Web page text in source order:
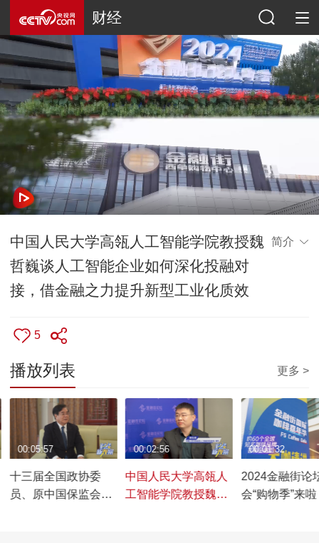
财经
中国人民大学高瓴人工智能学院教授魏
哲巍谈人工智能企业如何深化投融对
接，借金融之力提升新型工业化质效
简介
5
播放列表 更多 >
十三届全国政协委
员、原中国保监会党
00:05:57
中国人民大学高瓴人
工智能学院教授魏哲
00:02:56
2024金融街论
会“购物季”来
00:01:32